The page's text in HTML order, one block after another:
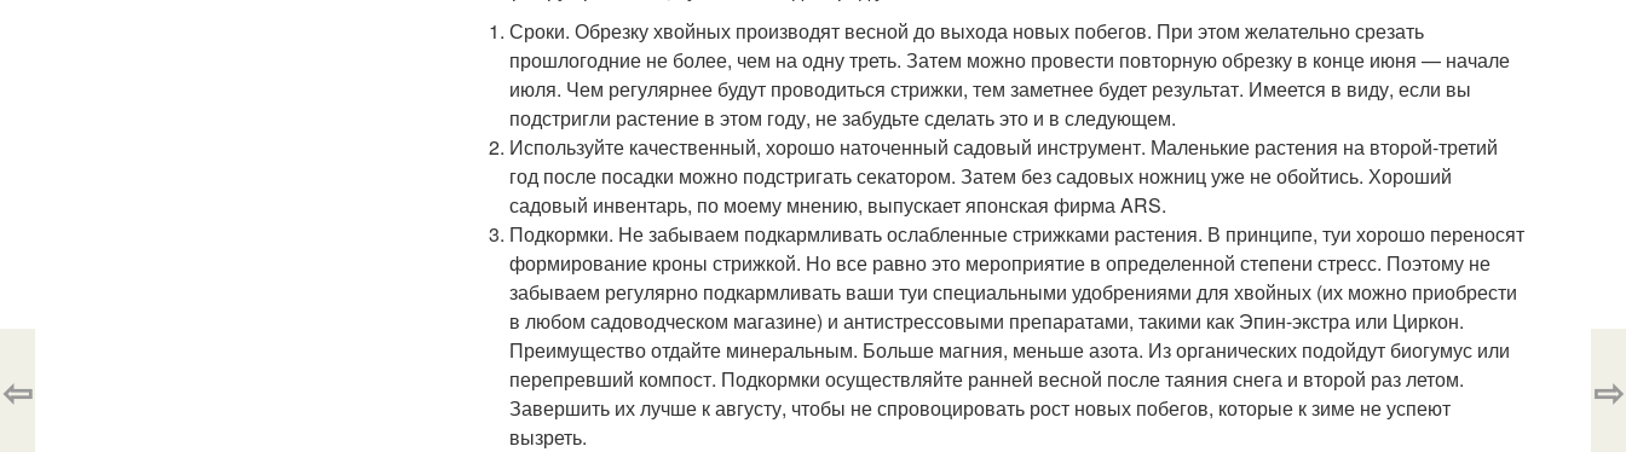
Сроки. Обрезку хвойных производят весной до выхода новых побегов. При этом желательно срезать
прошлогодние не более, чем на одну треть. Затем можно провести повторную обрезку в конце июня — начале
июля. Чем регулярнее будут проводиться стрижки, тем заметнее будет результат. Имеется в виду, если вы
подстригли растение в этом году, не забудьте сделать это и в следующем.
Используйте качественный, хорошо наточенный садовый инструмент. Маленькие растения на второй-третий
год после посадки можно подстригать секатором. Затем без садовых ножниц уже не обойтись. Хороший
садовый инвентарь, по моему мнению, выпускает японская фирма ARS.
Подкормки. Не забываем подкармливать ослабленные стрижками растения. В принципе, туи хорошо переносят
формирование кроны стрижкой. Но все равно это мероприятие в определенной степени стресс. Поэтому не
забываем регулярно подкармливать ваши туи специальными удобрениями для хвойных (их можно приобрести
в любом садоводческом магазине) и антистрессовыми препаратами, такими как Эпин-экстра или Циркон.
Преимущество отдайте минеральным. Больше магния, меньше азота. Из органических подойдут биогумус или
перепревший компост. Подкормки осуществляйте ранней весной после таяния снега и второй раз летом.
Завершить их лучше к августу, чтобы не спровоцировать рост новых побегов, которые к зиме не успеют
вызреть.
⇦ ⇨